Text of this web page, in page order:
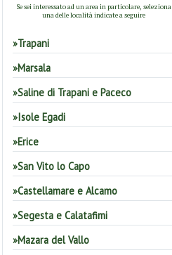
Se sei interessato ad un area in particolare, seleziona
una delle località indicate a seguire
Trapani
Marsala
Saline di Trapani e Paceco
Isole Egadi
Erice
San Vito lo Capo
Castellamare e Alcamo
Segesta e Calatafimi
Mazara del Vallo